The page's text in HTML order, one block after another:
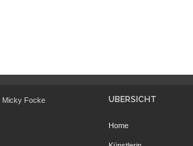
Micky Focke ÜBERSICHT
Home